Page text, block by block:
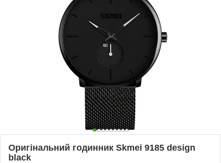
Оригінальний годинник Skmei 9185 design
black